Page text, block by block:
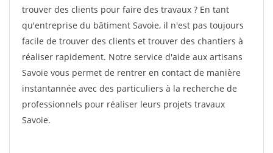
trouver des clients pour faire des travaux ? En tant
qu'entreprise du bâtiment Savoie, il n'est pas toujours
facile de trouver des clients et trouver des chantiers à
réaliser rapidement. Notre service d'aide aux artisans
Savoie vous permet de rentrer en contact de manière
instantannée avec des particuliers à la recherche de
professionnels pour réaliser leurs projets travaux
Savoie.